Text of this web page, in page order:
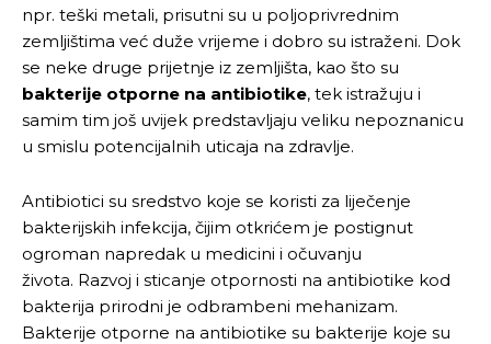
npr. teški metali, prisutni su u poljoprivrednim
zemljištima već duže vrijeme i dobro su istraženi. Dok
se neke druge prijetnje iz zemljišta, kao što su
bakterije otporne na antibiotike, tek istražuju i
samim tim još uvijek predstavljaju veliku nepoznanicu
u smislu potencijalnih uticaja na zdravlje.
Antibiotici su sredstvo koje se koristi za liječenje
bakterijskih infekcija, čijim otkrićem je postignut
ogroman napredak u medicini i očuvanju
života. Razvoj i sticanje otpornosti na antibiotike kod
bakterija prirodni je odbrambeni mehanizam.
Bakterije otporne na antibiotike su bakterije koje su